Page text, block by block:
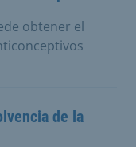
obtener el
de la